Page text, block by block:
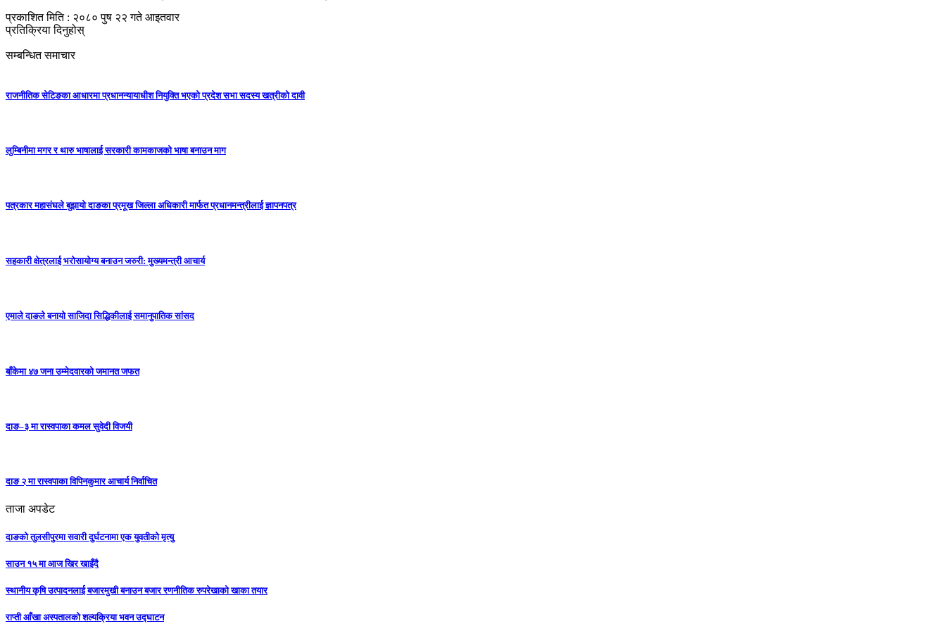
प्रकाशित मिति : २०८० पुष २२ गते आइतवार
प्रतिक्रिया दिनुहोस्
सम्बन्धित समाचार
राजनीतिक सेटिङका आधारमा प्रधानन्यायाधीश नियुक्ति भएको प्रदेश सभा सदस्य खत्रीको दावी
लुम्बिनीमा मगर र थारु भाषालाई सरकारी कामकाजको भाषा बनाउन माग
पत्रकार महासंघले बुझायो दाङका प्रमूख जिल्ला अधिकारी मार्फत प्रधानमन्त्रीलाई ज्ञापनपत्र
सहकारी क्षेत्रलाई भरोसायोग्य बनाउन जरुरी: मुख्यमन्त्री आचार्य
एमाले दाङले बनायाे साजिदा सिद्धिकीलाई समानुपातिक सांसद
बाँकेमा ४७ जना उम्मेदवारको जमानत जफत
दाङ–३ मा रास्वपाका कमल सुवेदी विजयी
दाङ २ मा रास्वपाका विपिनकुमार आचार्य निर्वाचित
ताजा अपडेट
दाङको तुलसीपुरमा सवारी दुर्घटनामा एक युवतीको मृत्यु
साउन १५ मा आज खिर खाइँदै
स्थानीय कृषि उत्पादनलाई बजारमुखी बनाउन बजार रणनीतिक रुपरेखाको खाका तयार
राप्ती आँखा अस्पतालको शल्यक्रिया भवन उद्घाटन